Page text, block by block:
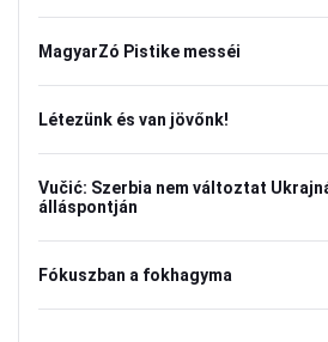
MagyarZó Pistike messéi
Létezünk és van jövőnk!
Vučić: Szerbia nem változtat
álláspontján
Fókuszban a fokhagyma